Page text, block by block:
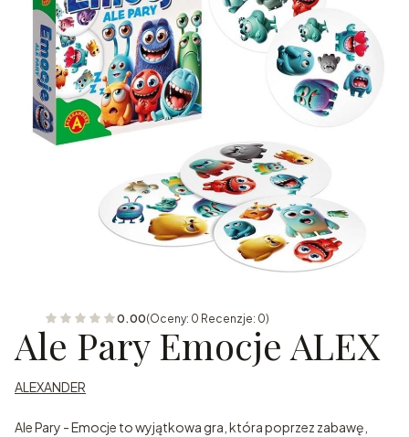
0.00(Oceny: 0 Recenzje: 0)
Ale Pary Emocje ALEX
ALEXANDER
Ale Pary - Emocje to wyjątkowa gra, która poprzez zabawę,